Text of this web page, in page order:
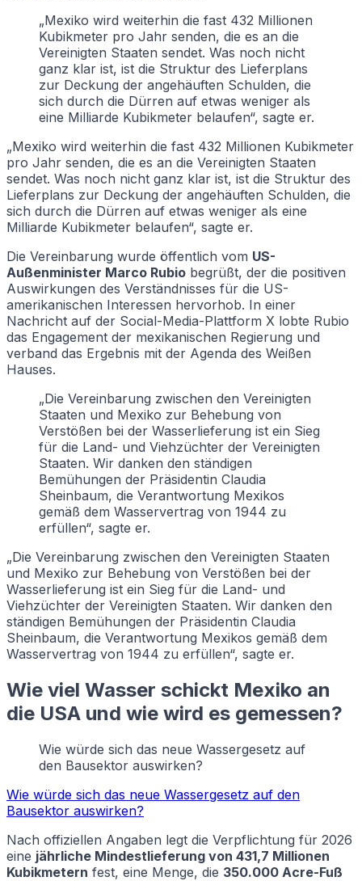
„Mexiko wird weiterhin die fast 432 Millionen
Kubikmeter pro Jahr senden, die es an die
Vereinigten Staaten sendet. Was noch nicht
ganz klar ist, ist die Struktur des Lieferplans
zur Deckung der angehäuften Schulden, die
sich durch die Dürren auf etwas weniger als
eine Milliarde Kubikmeter belaufen“, sagte er.
„Mexiko wird weiterhin die fast 432 Millionen Kubikmeter
pro Jahr senden, die es an die Vereinigten Staaten
sendet. Was noch nicht ganz klar ist, ist die Struktur des
Lieferplans zur Deckung der angehäuften Schulden, die
sich durch die Dürren auf etwas weniger als eine
Milliarde Kubikmeter belaufen“, sagte er.
Die Vereinbarung wurde öffentlich vom US-
Außenminister Marco Rubio begrüßt, der die positiven
Auswirkungen des Verständnisses für die US-
amerikanischen Interessen hervorhob. In einer
Nachricht auf der Social-Media-Plattform X lobte Rubio
das Engagement der mexikanischen Regierung und
verband das Ergebnis mit der Agenda des Weißen
Hauses.
„Die Vereinbarung zwischen den Vereinigten
Staaten und Mexiko zur Behebung von
Verstößen bei der Wasserlieferung ist ein Sieg
für die Land- und Viehzüchter der Vereinigten
Staaten. Wir danken den ständigen
Bemühungen der Präsidentin Claudia
Sheinbaum, die Verantwortung Mexikos
gemäß dem Wasservertrag von 1944 zu
erfüllen“, sagte er.
„Die Vereinbarung zwischen den Vereinigten Staaten
und Mexiko zur Behebung von Verstößen bei der
Wasserlieferung ist ein Sieg für die Land- und
Viehzüchter der Vereinigten Staaten. Wir danken den
ständigen Bemühungen der Präsidentin Claudia
Sheinbaum, die Verantwortung Mexikos gemäß dem
Wasservertrag von 1944 zu erfüllen“, sagte er.
Wie viel Wasser schickt Mexiko an
die USA und wie wird es gemessen?
Wie würde sich das neue Wassergesetz auf
den Bausektor auswirken?
Wie würde sich das neue Wassergesetz auf den
Bausektor auswirken?
Nach offiziellen Angaben legt die Verpflichtung für 2026
eine jährliche Mindestlieferung von 431,7 Millionen
Kubikmetern fest, eine Menge, die 350.000 Acre-Fuß